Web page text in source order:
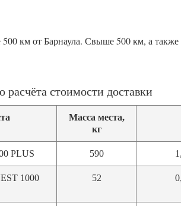
км от Барнаула. Свыше 500 км, а
расчёта стоимости доставки
Масса места,
кг
PLUS 590
1000
52